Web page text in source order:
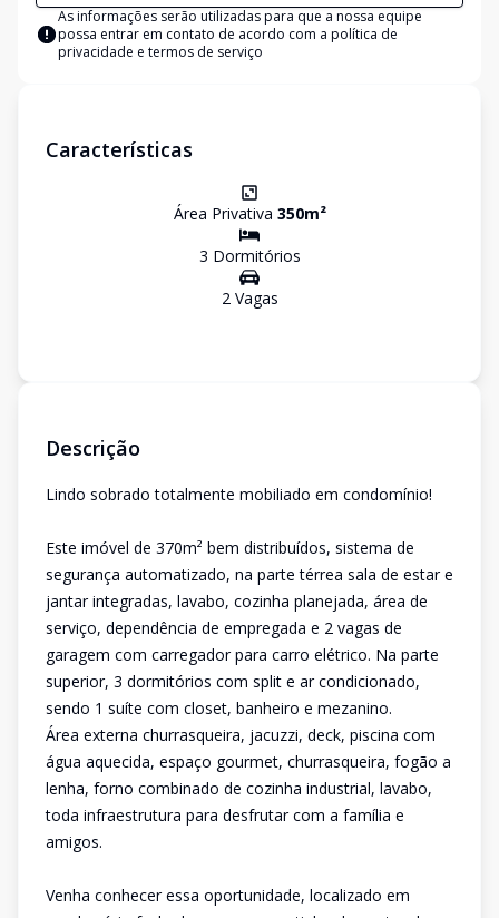
As informações serão utilizadas para que a nossa equipe
possa entrar em contato de acordo com a política de
privacidade e termos de serviço
Características
Área Privativa 350m²
3 Dormitórios
2Vagas
Descrição
Lindo sobrado totalmente mobiliado em condomínio!
Este imóvel de 370m² bem distribuídos, sistema de
segurança automatizado, na parte térrea sala de estar e
jantar integradas, lavabo, cozinha planejada, área de
serviço, dependência de empregada e 2 vagas de
garagem com carregador para carro elétrico. Na parte
superior, 3 dormitórios com split e ar condicionado,
sendo 1 suíte com closet, banheiro e mezanino.
Área externa churrasqueira, jacuzzi, deck, piscina com
água aquecida, espaço gourmet, churrasqueira, fogão a
lenha, forno combinado de cozinha industrial, lavabo,
toda infraestrutura para desfrutar com a família e
amigos.
Venha conhecer essa oportunidade, localizado em